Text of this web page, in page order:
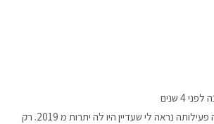
4 שנים
גם אם החברה הקפיאה פעילותה נראה לי שעדיין היו לה יתרות מ 2019. רק